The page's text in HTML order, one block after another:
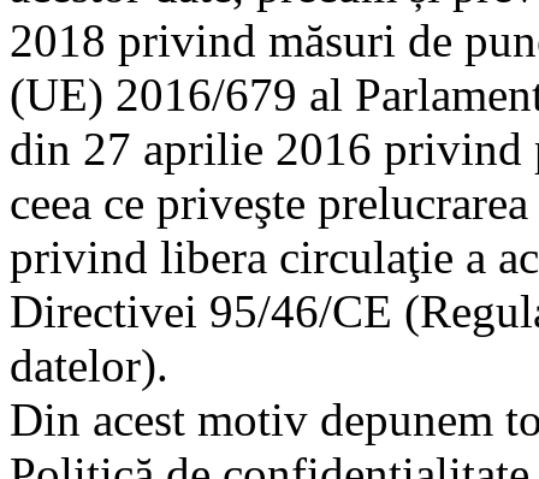
2018 privind măsuri de
(UE) 2016/679 al
din 27 aprilie 2016 privind
ceea ce priveşte
privind libera circulaţie a
Directivei 95/46/CE
datelor).
Din acest motiv depunem